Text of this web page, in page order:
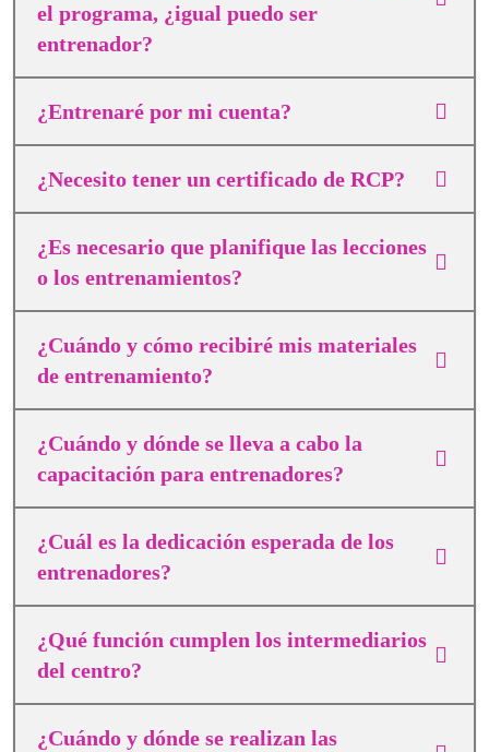
el programa, ¿igual puedo ser
entrenador?
¿Entrenaré por mi cuenta?
¿Necesito tener un certificado de RCP?
¿Es necesario que planifique las lecciones
o los entrenamientos?
¿Cuándo y cómo recibiré mis materiales
de entrenamiento?
¿Cuándo y dónde se lleva a cabo la
capacitación para entrenadores?
¿Cuál es la dedicación esperada de los
entrenadores?
¿Qué función cumplen los intermediarios
del centro?
¿Cuándo y dónde se realizan las